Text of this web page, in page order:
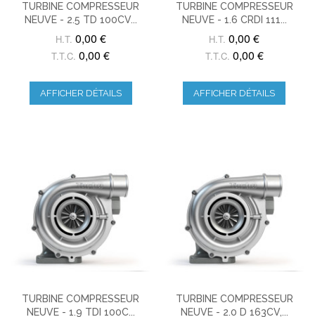
TURBINE COMPRESSEUR
NEUVE - 2.5 TD 100CV...
H.T. 0,00 €
T.T.C. 0,00 €
AFFICHER DÉTAILS
TURBINE COMPRESSEUR
NEUVE - 1.6 CRDI 111...
H.T. 0,00 €
T.T.C. 0,00 €
AFFICHER DÉTAILS
TURBINE COMPRESSEUR
NEUVE - 1.9 TDI 100C...
TURBINE COMPRESSEUR
NEUVE - 2.0 D 163CV,...